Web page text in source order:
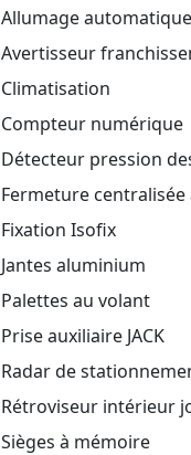
Allumage
Avertisseur
Climatisation
Compteur numérique
Détecteur pression
Fermeture centralisée
Fixation Isofix
Jantes aluminium
Palettes au volant
Prise auxiliaire JACK
Radar de
Rétroviseur intérieur
Sièges à mémoire